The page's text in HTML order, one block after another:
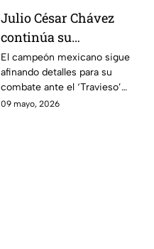
Julio César Chávez
continúa su
preparación para
enfrentar al ‘Travieso’
Arce
El campeón mexicano sigue
afinando detalles para su
combate ante el ‘Travieso’
Arce
09 mayo, 2026